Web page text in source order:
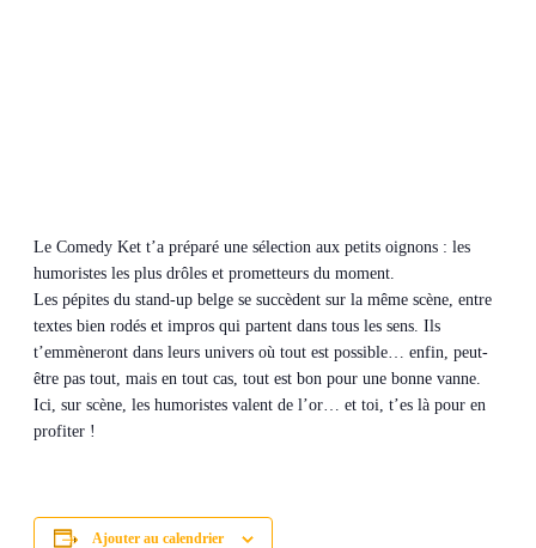
Le Comedy Ket t’a préparé une sélection aux petits oignons : les
humoristes les plus drôles et prometteurs du moment.
Les pépites du stand-up belge se succèdent sur la même scène, entre
textes bien rodés et impros qui partent dans tous les sens. Ils
t’emmèneront dans leurs univers où tout est possible… enfin, peut-
être pas tout, mais en tout cas, tout est bon pour une bonne vanne.
Ici, sur scène, les humoristes valent de l’or… et toi, t’es là pour en
profiter !
Ajouter au calendrier